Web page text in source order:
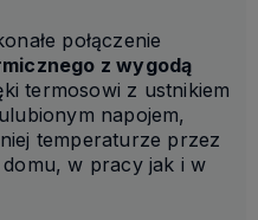
połączenie
z wygodą
termosowi z ustnikiem
napojem,
temperaturze przez
w pracy jak i w